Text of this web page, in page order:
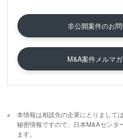
非公開案件のお
M&A案件メルマ
本情報は相談先の企業にとりまして
秘密情報ですので、日本M&Aセンタ
ます。